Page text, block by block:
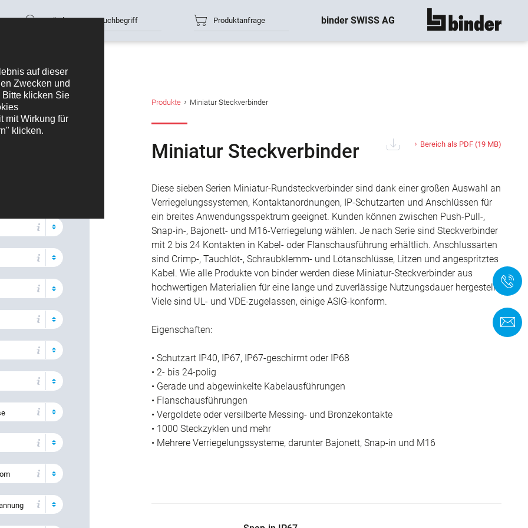
Artikelnummer / Suchbegriff Produktanfrage binder SWISS AG Alle anzeigen
Produkte Miniatur Steckverbinder
Miniatur Steckverbinder Bereich als PDF (19 MB)
Diese sieben Serien Miniatur-Rundsteckverbinder sind dank einer großen Auswahl an
Verriegelungssystemen, Kontaktanordnungen, IP-Schutzarten und Anschlüssen für
ein breites Anwendungsspektrum geeignet. Kunden können zwischen Push-Pull-,
Snap-in-, Bajonett- und M16-Verriegelung wählen. Je nach Serie sind Steckverbinder
mit 2 bis 24 Kontakten in Kabel- oder Flanschausführung erhältlich. Anschlussarten
sind Crimp-, Tauchlöt-, Schraubklemm- und Lötanschlüsse, Litzen und angespritztes
Kabel. Wie alle Produkte von binder werden diese Miniatur-Steckverbinder aus
hochwertigen Materialien für eine lange und zuverlässige Nutzungsdauer hergestellt.
Viele sind UL- und VDE-zugelassen, einige ASIG-konform.
Eigenschaften:
• Schutzart IP40, IP67, IP67-geschirmt oder IP68
• 2- bis 24-polig
• Gerade und abgewinkelte Kabelausführungen
• Flanschausführungen
• Vergoldete oder versilberte Messing- und Bronzekontakte
• 1000 Steckzyklen und mehr
• Mehrere Verriegelungssysteme, darunter Bajonett, Snap-in und M16